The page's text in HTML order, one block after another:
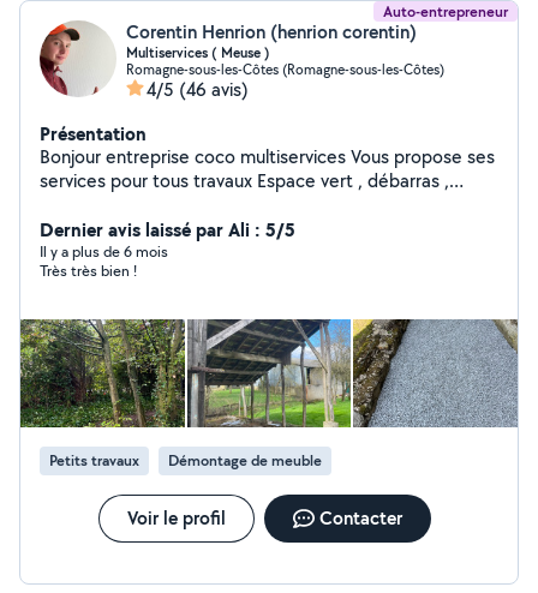
Auto-entrepreneur
Corentin Henrion (henrion corentin)
Multiservices ( Meuse )
Romagne-sous-les-Côtes (Romagne-sous-les-Côtes)
4/5 (46 avis)
Présentation
Bonjour entreprise coco multiservices Vous propose ses
services pour tous travaux Espace vert , débarras ,
N'attendez plus pour réaliser vos travaux Travail propre
et soigné Je me déplace dans un rayon de 80 autour de
Romagne sous les cote N'attendez plus pour réaliser
Dernier avis laissé par Ali : 5/5
Il y a plus de 6 mois
Très très bien !
Petits travaux Démontage de meuble
Voir le profil Contacter